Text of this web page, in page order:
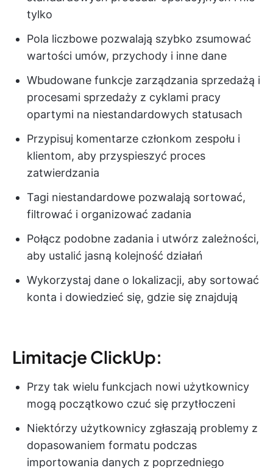
tylko
Pola liczbowe pozwalają szybko zsumować
wartości umów, przychody i inne dane
Wbudowane funkcje zarządzania sprzedażą i
procesami sprzedaży z cyklami pracy
opartymi na niestandardowych statusach
Przypisuj komentarze członkom zespołu i
klientom, aby przyspieszyć proces
zatwierdzania
Tagi niestandardowe pozwalają sortować,
filtrować i organizować zadania
Połącz podobne zadania i utwórz zależności,
aby ustalić jasną kolejność działań
Wykorzystaj dane o lokalizacji, aby sortować
konta i dowiedzieć się, gdzie się znajdują
Limitacje ClickUp:
Przy tak wielu funkcjach nowi użytkownicy
mogą początkowo czuć się przytłoczeni
Niektórzy użytkownicy zgłaszają problemy z
dopasowaniem formatu podczas
importowania danych z poprzedniego